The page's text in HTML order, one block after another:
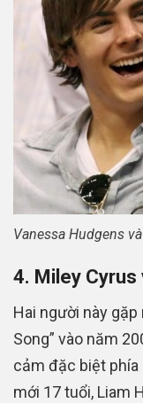
Vanessa Hudgens
4. Miley
Hai người này
Song” vào năm
cảm đặc biệt phía
mới 17 tuổi, Liam